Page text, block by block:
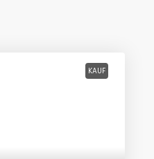
KAUF